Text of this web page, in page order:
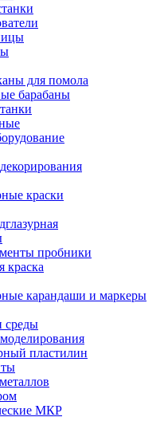
для помола
барабаны
краски
пробники
краска
карандаши и маркеры
среды
пластилин
МКР